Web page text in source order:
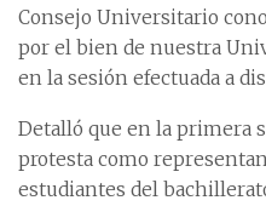
Consejo Universitario
por el bien de nuestra
en la sesión efectuada a
Detalló que en la primera
protesta como
estudiantes del